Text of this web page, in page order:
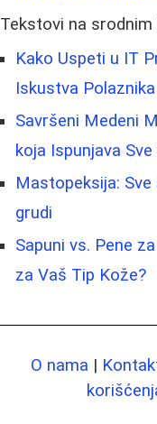
Tekstovi na srodnim
Kako Uspeti u IT
Iskustva Polaznika
Savršeni Medeni
koja Ispunjava Sve
Mastopeksija:
grudi
Sapuni vs. Pene
za Vaš Tip Kože?
O nama |